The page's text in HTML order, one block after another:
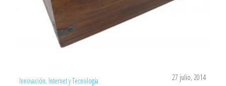
Innovación, Internet y Tecnología 27 julio, 2014